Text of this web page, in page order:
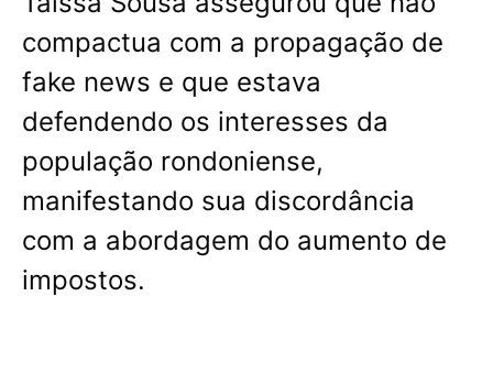
compactua com a propagação de
fake news e que estava
defendendo os interesses da
população rondoniense,
manifestando sua discordância
com a abordagem do aumento de
impostos.